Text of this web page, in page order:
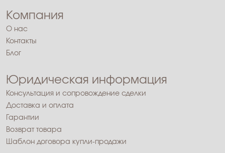
Компания
О нас
Контакты
Блог
Юридическая информация
Консультация и сопровождение сделки
Доставка и оплата
Гарантии
Возврат товара
Шаблон договора купли-продажи